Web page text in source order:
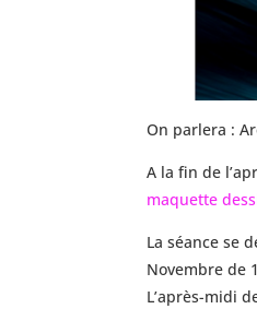
On parlera :
A la fin de
maquette
La séance se
Novembre de
L’après-midi